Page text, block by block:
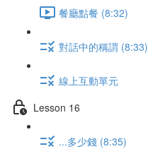
餐廳點餐 (8:32)
對話中的稱謂 (8:33)
線上互動單元
Lesson 16
...多少錢 (8:35)